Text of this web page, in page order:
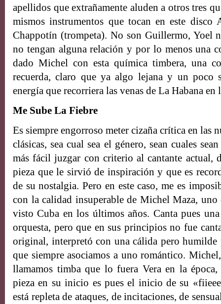
apellidos que extrañamente aluden a otros tres
mismos instrumentos que tocan en este disco
Chappotín (trompeta). No son Guillermo, Yoel
no tengan alguna relación y por lo menos una
dado Michel con esta química timbera, una
recuerda, claro que ya algo lejana y un poco
energía que recorriera las venas de La Habana en
Me Sube La Fiebre
Es siempre engorroso meter cizaña crítica en las
clásicas, sea cual sea el género, sean cuales
más fácil juzgar con criterio al cantante actual,
pieza que le sirvió de inspiración y que es
de su nostalgia. Pero en este caso, me es
con la calidad insuperable de Michel Maza, uno
visto Cuba en los últimos años. Canta pues
orquesta, pero que en sus principios no fue
original, interpretó con una cálida pero humilde
que siempre asociamos a uno romántico.
llamamos timba que lo fuera Vera en la
pieza en su inicio es pues el inicio de su
está repleta de ataques, de incitaciones, de